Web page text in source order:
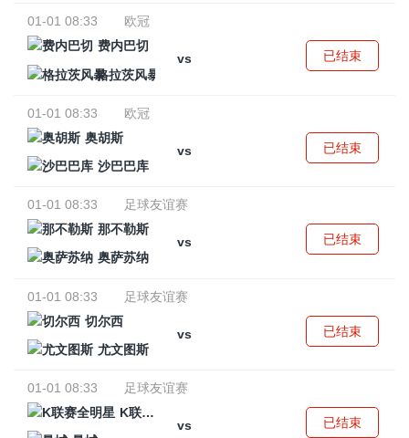
01-01 08:33
欧冠
费内巴切
vs
格拉茨风暴
已结束
01-01 08:33
欧冠
奥胡斯
vs
沙巴巴库
已结束
01-01 08:33
足球友谊赛
那不勒斯
vs
奥萨苏纳
已结束
01-01 08:33
足球友谊赛
切尔西
vs
尤文图斯
已结束
01-01 08:33
足球友谊赛
K联赛全明星
vs
已结束